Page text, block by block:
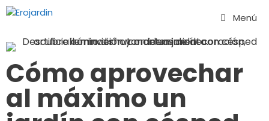
Menú
Cómo aprovechar
al máximo un